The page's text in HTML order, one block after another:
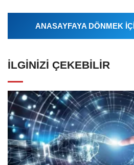
ANASAYFAYA DÖNMEK
İLGINIZI ÇEKEBILIR